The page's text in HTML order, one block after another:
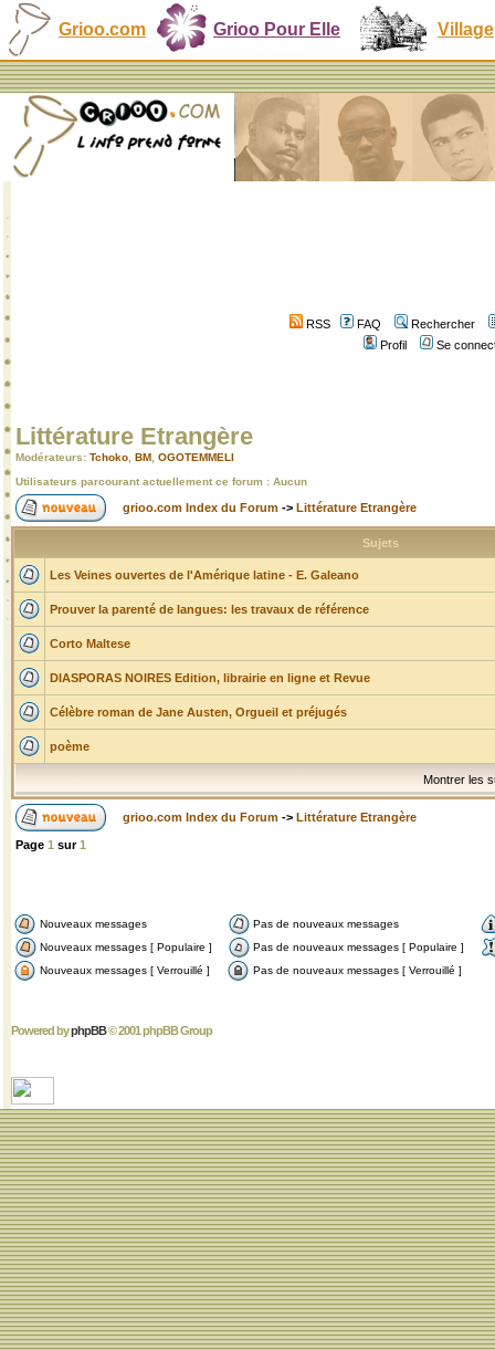
Grioo.com Grioo Pour Elle Village
RSS FAQ
Rechercher
Profil
Se
Littérature Etrangère
Modérateurs: Tchoko BM OGOTEMMELI
Utilisateurs parcourant actuellement ce forum : Aucun
grioo.com Index du Forum -> Littérature Etrangère
Sujets
Les Veines ouvertes de l'Amérique latine - E. Galeano
Prouver la parenté de langues: les travaux de référence
Corto Maltese
DIASPORAS NOIRES Edition, librairie en ligne et Revue
Célèbre roman de Jane Austen, Orgueil et préjugés
poème
Montrer les
grioo.com Index du Forum -> Littérature Etrangère
Page 1 sur1
Nouveaux messages
Pas de nouveaux messages
Nouveaux messages [ Populaire ]
Pas de nouveaux messages [ Populaire ]
Nouveaux messages [ Verrouillé ]
Pas de nouveaux messages [ Verrouillé ]
Powered byphpBB© 2001 phpBB Group